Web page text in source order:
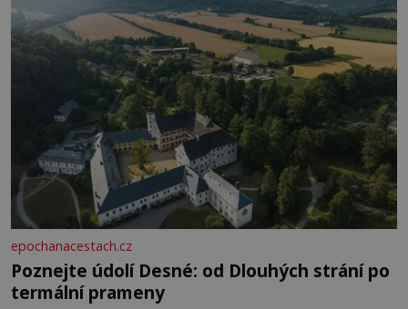
epochanacestach.cz
Poznejte údolí Desné: od Dlouhých strání po
termální prameny